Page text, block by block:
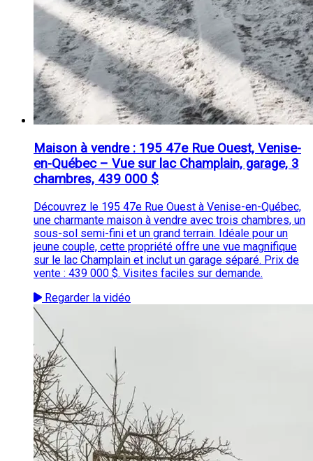
Maison à vendre : 195 47e Rue Ouest, Venise-
en-Québec – Vue sur lac Champlain, garage, 3
chambres, 439 000 $
Découvrez le 195 47e Rue Ouest à Venise-en-Québec,
une charmante maison à vendre avec trois chambres, un
sous-sol semi-fini et un grand terrain. Idéale pour un
jeune couple, cette propriété offre une vue magnifique
sur le lac Champlain et inclut un garage séparé. Prix de
vente : 439 000 $. Visites faciles sur demande.
Regarder la vidéo